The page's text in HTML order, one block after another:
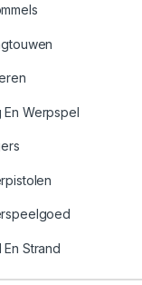
En Werpspel
En Strand